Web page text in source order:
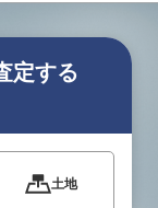
定する
土地